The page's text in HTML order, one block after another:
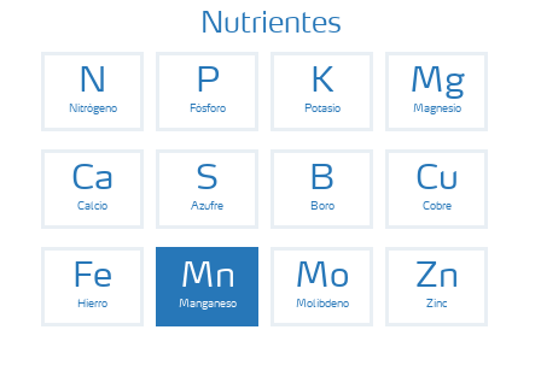
Almacenaje y manejo de fertilizantes
Soluciones por cultivos
Deficiencias
Nutrientes
N
Nitrógeno
P
Fósforo
K
Potasio
Mg
Magnesio
Ca
Calcio
S
Azufre
B
Boro
Cu
Cobre
Fe
Hierro
Mn
Manganeso
Mo
Molibdeno
Zn
Zinc